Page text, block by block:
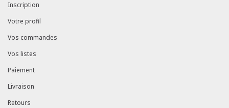
Inscription
Votre profil
Vos commandes
Vos listes
Paiement
Livraison
Retours